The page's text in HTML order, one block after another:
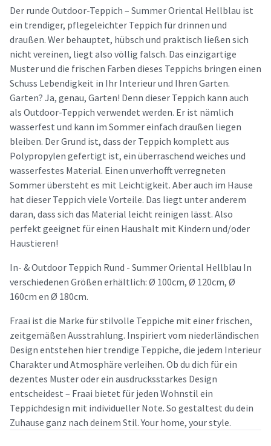
Der runde Outdoor-Teppich – Summer Oriental Hellblau ist
ein trendiger, pflegeleichter Teppich für drinnen und
draußen. Wer behauptet, hübsch und praktisch ließen sich
nicht vereinen, liegt also völlig falsch. Das einzigartige
Muster und die frischen Farben dieses Teppichs bringen einen
Schuss Lebendigkeit in Ihr Interieur und Ihren Garten.
Garten? Ja, genau, Garten! Denn dieser Teppich kann auch
als Outdoor-Teppich verwendet werden. Er ist nämlich
wasserfest und kann im Sommer einfach draußen liegen
bleiben. Der Grund ist, dass der Teppich komplett aus
Polypropylen gefertigt ist, ein überraschend weiches und
wasserfestes Material. Einen unverhofft verregneten
Sommer übersteht es mit Leichtigkeit. Aber auch im Hause
hat dieser Teppich viele Vorteile. Das liegt unter anderem
daran, dass sich das Material leicht reinigen lässt. Also
perfekt geeignet für einen Haushalt mit Kindern und/oder
Haustieren!
In- & Outdoor Teppich Rund - Summer Oriental Hellblau In
verschiedenen Größen erhältlich: Ø 100cm, Ø 120cm, Ø
160cm en Ø 180cm.
Fraai ist die Marke für stilvolle Teppiche mit einer frischen,
zeitgemäßen Ausstrahlung. Inspiriert vom niederländischen
Design entstehen hier trendige Teppiche, die jedem Interieur
Charakter und Atmosphäre verleihen. Ob du dich für ein
dezentes Muster oder ein ausdrucksstarkes Design
entscheidest – Fraai bietet für jeden Wohnstil ein
Teppichdesign mit individueller Note. So gestaltest du dein
Zuhause ganz nach deinem Stil. Your home, your style.